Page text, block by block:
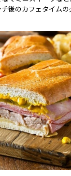
後のカフェタイム